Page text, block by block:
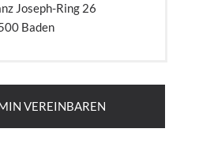
Joseph-Ring 26
Baden
VEREINBAREN